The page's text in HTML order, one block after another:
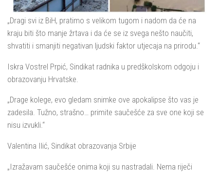
„Dragi svi iz BiH, pratimo s velikom tugom i nadom da će na
kraju biti što manje žrtava i da će se iz svega nešto naučiti,
shvatiti i smanjiti negativan ljudski faktor utjecaja na prirodu.“
Iskra Vostrel Prpić, Sindikat radnika u predškolskom odgoju i
obrazovanju Hrvatske.
„Drage kolege, evo gledam snimke ove apokalipse što vas je
zadesila. Tužno, strašno… primite saučešće za sve one koji se
nisu izvukli.“
Valentina Ilić, Sindikat obrazovanja Srbije
„Izražavam saučešće onima koji su nastradali. Nema riječi